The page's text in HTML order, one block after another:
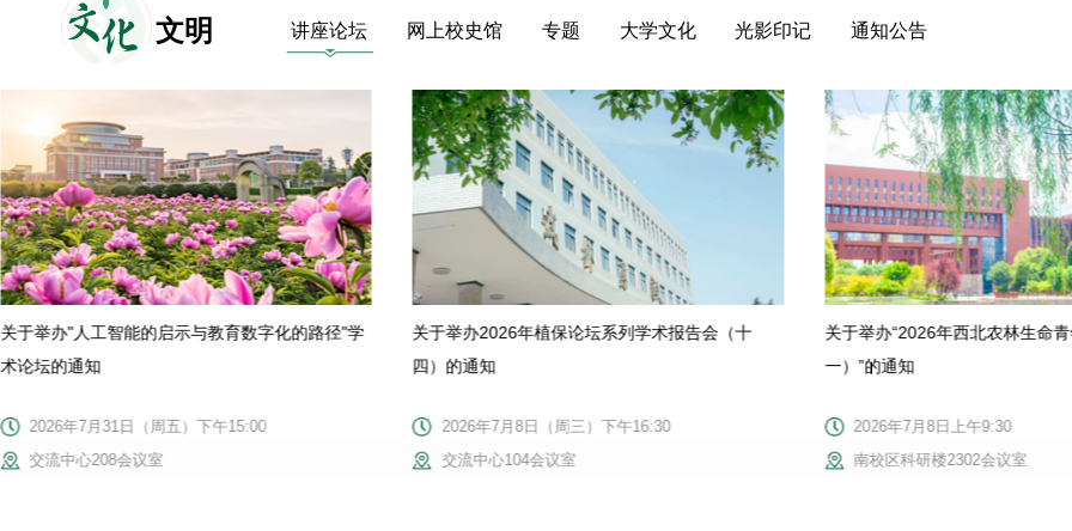
文化 文明 讲座论坛 网上校史馆 专题 大学文化 光影印记 通知公告
关于举办"人工智能的启示与教育数字化的路径"学
术论坛的通知
2026年7月31日（周五）下午15:00
交流中心208会议室
关于举办2026年植保论坛系列学术报告会（十
四）的通知
2026年7月8日（周三）下午16:30
交流中心104会议室
关于举办“2026年西北农林生命
一）”的通知
2026年7月8日上午9:30
南校区科研楼2302会议室